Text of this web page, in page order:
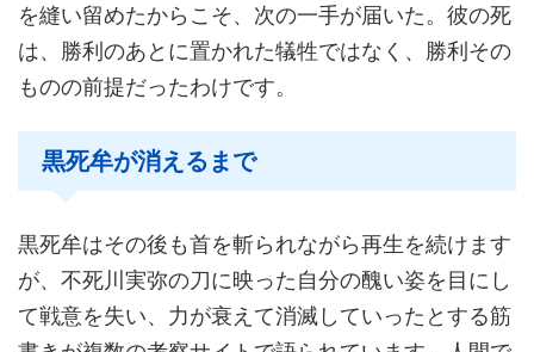
を縫い留めたからこそ、次の一手が届いた。彼の死
は、勝利のあとに置かれた犠牲ではなく、勝利その
ものの前提だったわけです。
黒死牟が消えるまで
黒死牟はその後も首を斬られながら再生を続けます
が、不死川実弥の刀に映った自分の醜い姿を目にし
て戦意を失い、力が衰えて消滅していったとする筋